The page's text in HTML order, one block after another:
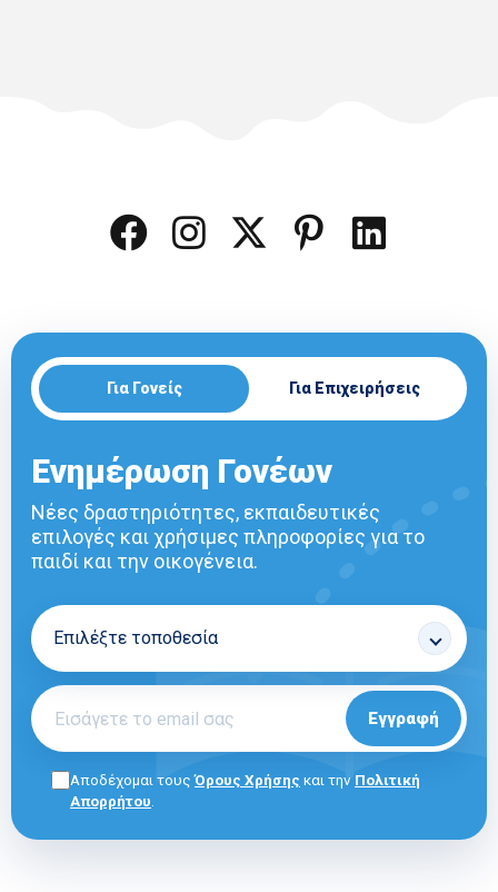
Για Γονείς Για Επιχειρήσεις
Ενημέρωση Γονέων
Νέες δραστηριότητες, εκπαιδευτικές
επιλογές και χρήσιμες πληροφορίες για το
παιδί και την οικογένεια.
Εγγραφή
Αποδέχομαι τουςΌρους Χρήσης και την Πολιτική
Απορρήτου